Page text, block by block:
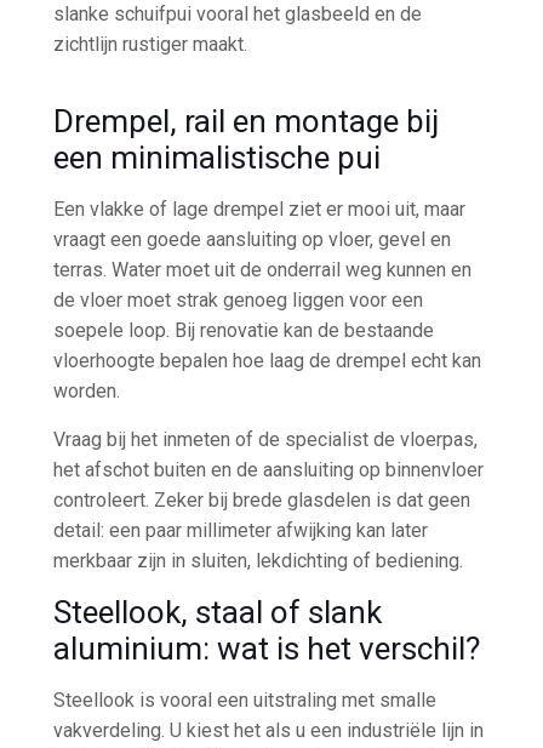
slanke schuifpui vooral het glasbeeld en de
zichtlijn rustiger maakt.
Drempel, rail en montage bij
een minimalistische pui
Een vlakke of lage drempel ziet er mooi uit, maar
vraagt een goede aansluiting op vloer, gevel en
terras. Water moet uit de onderrail weg kunnen en
de vloer moet strak genoeg liggen voor een
soepele loop. Bij renovatie kan de bestaande
vloerhoogte bepalen hoe laag de drempel echt kan
worden.
Vraag bij het inmeten of de specialist de vloerpas,
het afschot buiten en de aansluiting op binnenvloer
controleert. Zeker bij brede glasdelen is dat geen
detail: een paar millimeter afwijking kan later
merkbaar zijn in sluiten, lekdichting of bediening.
Steellook, staal of slank
aluminium: wat is het verschil?
Steellook is vooral een uitstraling met smalle
vakverdeling. U kiest het als u een industriële lijn in